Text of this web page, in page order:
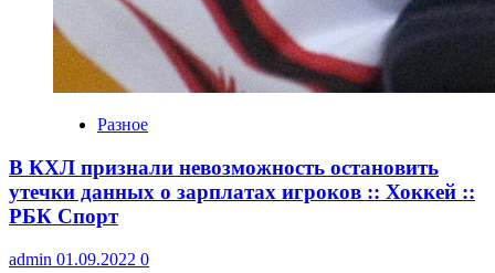
Разное
В КХЛ признали невозможность остановить
утечки данных о зарплатах игроков :: Хоккей ::
РБК Спорт
admin 01.09.2022 0